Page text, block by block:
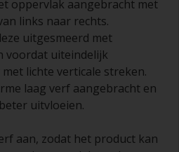
lagen die u aanbrengt
(of als de lagen vuil
moeten deze weggeschuurd
korrelgrofte P120-220.
korrelgrofte P220 en als
raakt, ga dan over op papier
dan loopt u het risico dat
en/of te ver
oppervlak aangebracht met
links naar rechts.
uitgesmeerd met
voordat uiteindelijk
lichte verticale streken.
laag verf aangebracht en
uitvloeien.
aan, zodat het product kan